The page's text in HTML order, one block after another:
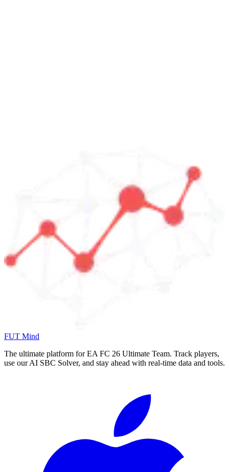
FUT Mind
The ultimate platform for EA FC 26 Ultimate Team. Track players,
use our AI SBC Solver, and stay ahead with real-time data and tools.